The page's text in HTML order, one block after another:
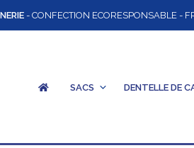
- CONFECTION ECORESPONSABLE -
SACS DENTELLE DE